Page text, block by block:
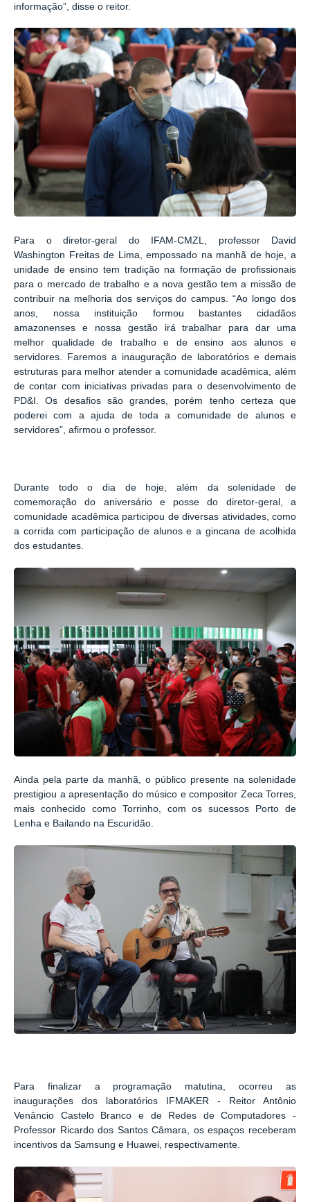
informação”, disse o reitor.
Para o diretor-geral do IFAM-CMZL, professor David
Washington Freitas de Lima, empossado na manhã de hoje, a
unidade de ensino tem tradição na formação de profissionais
para o mercado de trabalho e a nova gestão tem a missão de
contribuir na melhoria dos serviços do campus. “Ao longo dos
anos, nossa instituição formou bastantes cidadãos
amazonenses e nossa gestão irá trabalhar para dar uma
melhor qualidade de trabalho e de ensino aos alunos e
servidores. Faremos a inauguração de laboratórios e demais
estruturas para melhor atender a comunidade acadêmica, além
de contar com iniciativas privadas para o desenvolvimento de
PD&I. Os desafios são grandes, porém tenho certeza que
poderei com a ajuda de toda a comunidade de alunos e
servidores”, afirmou o professor.
Durante todo o dia de hoje, além da solenidade de
comemoração do aniversário e posse do diretor-geral, a
comunidade acadêmica participou de diversas atividades, como
a corrida com participação de alunos e a gincana de acolhida
dos estudantes.
Ainda pela parte da manhã, o público presente na solenidade
prestigiou a apresentação do músico e compositor Zeca Torres,
mais conhecido como Torrinho, com os sucessos Porto de
Lenha e Bailando na Escuridão.
Para finalizar a programação matutina, ocorreu as
inaugurações dos laboratórios IFMAKER - Reitor Antônio
Venâncio Castelo Branco e de Redes de Computadores -
Professor Ricardo dos Santos Câmara, os espaços receberam
incentivos da Samsung e Huawei, respectivamente.